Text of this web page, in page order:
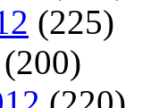
(225)
(200)